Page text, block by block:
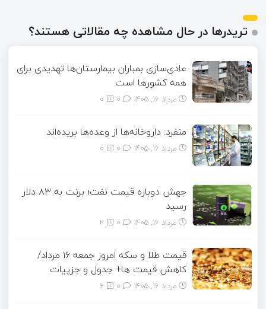
تریدرها در حال مشاهده چه مقالاتی هستند؟
عادی‌سازی بمباران بیمارستان‌ها تهدیدی برای
همه کشورها است
مرداد ۱۶, ۱۴۰۵ 0
منفرد: داروخانه‌ها از وعده‌ها بریده‌اند
مرداد ۱۶, ۱۴۰۵ 0
جهش دوباره قیمت نفت؛ برنت به ۸۳ دلار
رسید
مرداد ۱۶, ۱۴۰۵ 2
قیمت طلا و سکه امروز جمعه ۱۶ مرداد/
کاهش قیمت ها+ جدول و جزییات
مرداد ۱۶, ۱۴۰۵ 6